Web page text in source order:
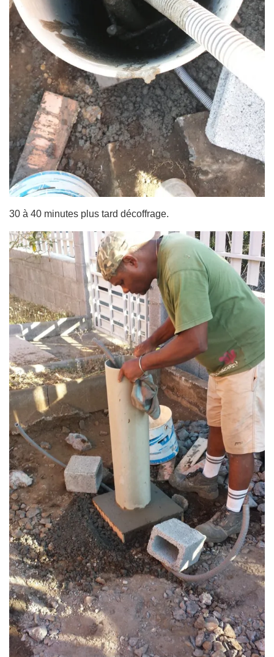
30 à 40 minutes plus tard décoffrage.